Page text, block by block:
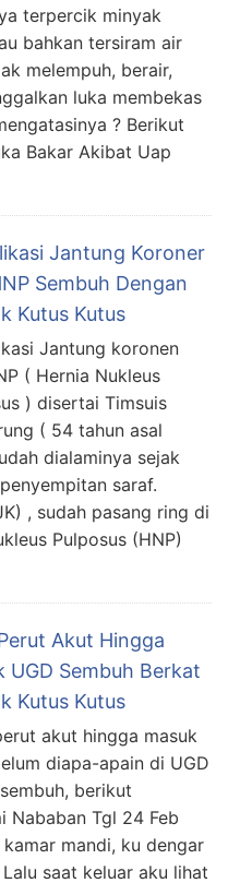
terpercik minyak
bahkan tersiram air
melempuh, berair,
luka membekas
? Berikut
Bakar Akibat Uap
Jantung Koroner
Sembuh Dengan
Kutus Kutus
Jantung koronen
( Hernia Nukleus
) disertai Timsuis
( 54 tahun asal
dialaminya sejak
saraf.
, sudah pasang ring di
Pulposus (HNP)
Akut Hingga
UGD Sembuh Berkat
Kutus Kutus
akut hingga masuk
diapa-apain di UGD
berikut
Nababan Tgl 24 Feb
mandi, ku dengar
saat keluar aku lihat